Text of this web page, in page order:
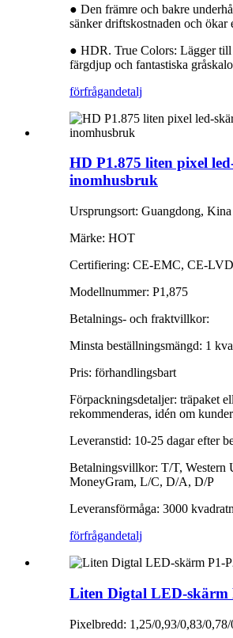
● Den främre och bakre
sänker driftskostnaden och ökar
● HDR. True Colors: Lägger
färgdjup och fantastiska
förfrågandetalj
HD P1.875 liten pixel
inomhusbruk
Ursprungsort: Guangdong, Kina
Märke: HOT
Certifiering: CE-EMC, CE-
Modellnummer: P1,875
Betalnings- och fraktvillkor:
Minsta beställningsmängd: 1
Pris: förhandlingsbart
Förpackningsdetaljer: träpaket
rekommenderas, idén om
Leveranstid: 10-25 dagar efter
Betalningsvillkor: T/T, Western
MoneyGram, L/C, D/A, D/P
Leveransförmåga: 3000
förfrågandetalj
Liten Digtal LED-skärm
Pixelbredd: 1,25/0,93/0,83/